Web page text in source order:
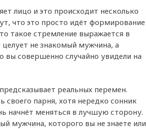
лицо и это происходит несколько
что это просто идёт формирование
такое стремление выражается в
не знакомый мужчина, а
вы совершенно случайно увидели на
реальных перемен.
парня, хотя нередко сонник
начнёт меняться в лучшую сторону.
мужчина, которого вы не знаете или